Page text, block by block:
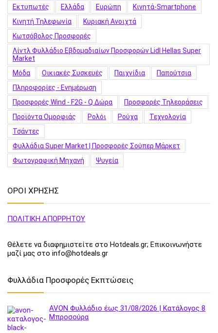
Εκτυπωτές
Ελλάδα Ευρώπη
Κινητά-Smartphone
Κινητή Τηλεφωνία
Κυριακή Ανοιχτά
Κωτσόβολος Προσφορές
Λίντλ Φυλλάδιο Εβδομαδιαίων Προσφορών Lidl Hellas Super
Market
Μόδα
Οικιακές Συσκευές Παιχνίδια
Παπούτσια
Πληροφορίες - Ενημέρωση
Προσφορές Wind - F2G - Q Δώρα
Προσφορές Τηλεοράσεις
Προϊόντα Ομορφιάς
Ρολόι Ρούχα
Τεχνολογία
Τσάντες
Φυλλάδια Super Market | Προσφορές Σούπερ Μάρκετ
Φωτογραφική Μηχανή
Ψυγεία
ΟΡΟΙ ΧΡΗΣΗΣ
ΠΟΛΙΤΙΚΗ ΑΠΟΡΡΗΤΟΥ
Θέλετε να διαφημιστείτε στο Hotdeals.gr; Επικοινωνήστε
μαζί μας στο info@hotdeals.gr
Φυλλάδια Προσφορές Εκπτώσεις
AVON Φυλλάδιο έως 31/08/2026 | Κατάλογος 8
Μπροσούρα